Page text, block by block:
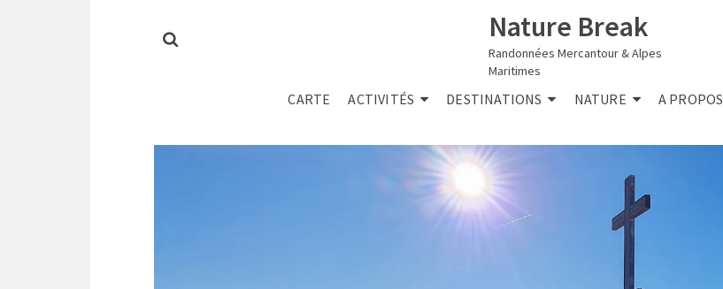
Nature Break
Randonnées Mercantour & Alpes
Maritimes
CARTE ACTIVITÉS DESTINATIONS NATURE A PROPOS